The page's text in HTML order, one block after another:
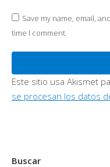
Save my name, email,
time I comment.
Este sitio usa Akismet
se procesan los datos
Buscar